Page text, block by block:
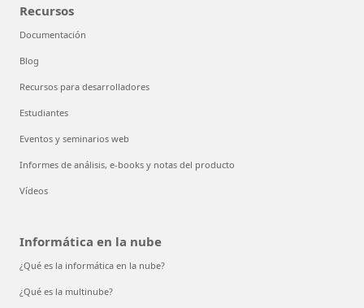
Recursos
Documentación
Blog
Recursos para desarrolladores
Estudiantes
Eventos y seminarios web
Informes de análisis, e-books y notas del producto
Vídeos
Informática en la nube
¿Qué es la informática en la nube?
¿Qué es la multinube?